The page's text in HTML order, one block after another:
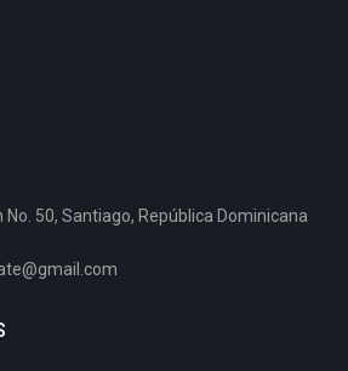
No. 50, Santiago, República Dominicana